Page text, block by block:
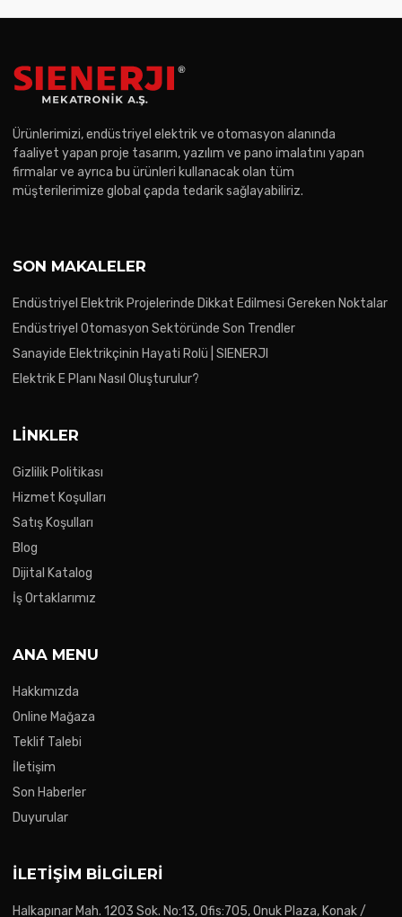
Ürünlerimizi, endüstriyel elektrik ve otomasyon alanında
faaliyet yapan proje tasarım, yazılım ve pano imalatını yapan
firmalar ve ayrıca bu ürünleri kullanacak olan tüm
müşterilerimize global çapda tedarik sağlayabiliriz.
SON MAKALELER
Endüstriyel Elektrik Projelerinde Dikkat Edilmesi Gereken Noktalar
Endüstriyel Otomasyon Sektöründe Son Trendler
Sanayide Elektrikçinin Hayati Rolü | SIENERJI
Elektrik E Planı Nasıl Oluşturulur?
LINKLER
Gizlilik Politikası
Hizmet Koşulları
Satış Koşulları
Blog
Dijital Katalog
İş Ortaklarımız
ANA MENU
Hakkımızda
Online Mağaza
Teklif Talebi
İletişim
Son Haberler
Duyurular
İLETIŞIM BILGILERI
Halkapınar Mah. 1203 Sok. No:13, Ofis:705, Onuk Plaza, Konak /